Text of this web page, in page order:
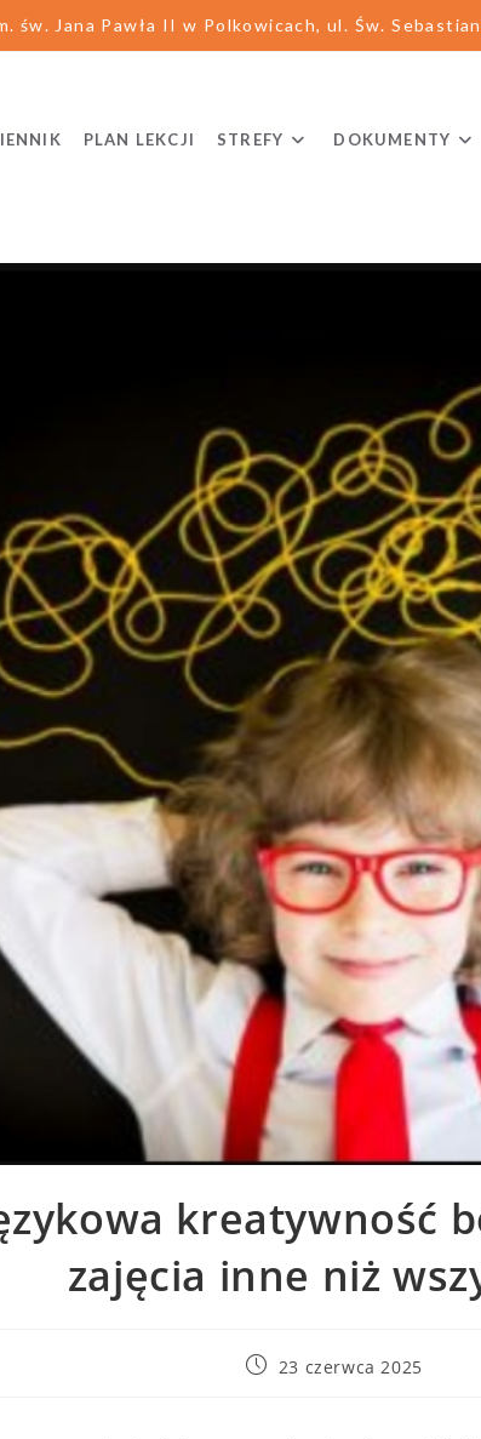
św. Jana Pawła II w Polkowicach, ul. Św.
PLAN LEKCJI STREFY DOKUMENTY
kreatywność
zajęcia inne niż
23 czerwca 2025